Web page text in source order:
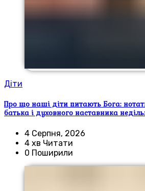
Діти
Про що наші діти питають Бога:
батька і духовного наставника
4 Серпня, 2026
4 хв Читати
0 Поширили